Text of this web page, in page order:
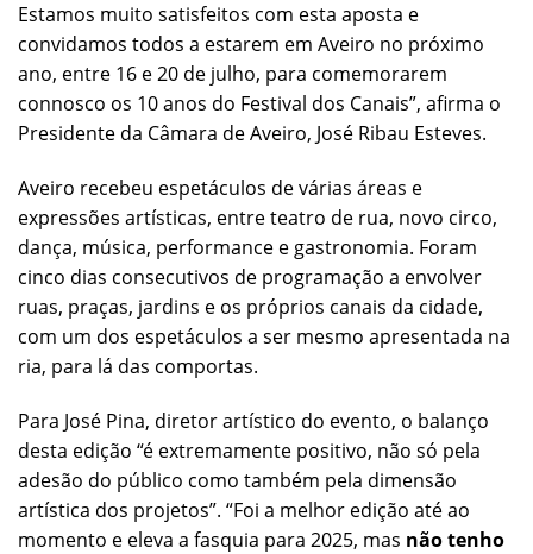
Estamos muito satisfeitos com esta aposta e
convidamos todos a estarem em Aveiro no próximo
ano, entre 16 e 20 de julho, para comemorarem
connosco os 10 anos do Festival dos Canais”, afirma o
Presidente da Câmara de Aveiro, José Ribau Esteves.
Aveiro recebeu espetáculos de várias áreas e
expressões artísticas, entre teatro de rua, novo circo,
dança, música, performance e gastronomia. Foram
cinco dias consecutivos de programação a envolver
ruas, praças, jardins e os próprios canais da cidade,
com um dos espetáculos a ser mesmo apresentada na
ria, para lá das comportas.
Para José Pina, diretor artístico do evento, o balanço
desta edição “é extremamente positivo, não só pela
adesão do público como também pela dimensão
artística dos projetos”. “Foi a melhor edição até ao
momento e eleva a fasquia para 2025, mas não tenho